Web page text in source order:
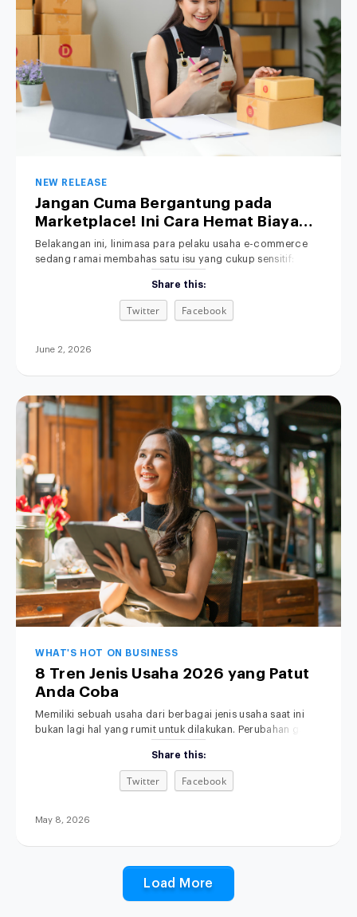
NEW RELEASE
Jangan Cuma Bergantung pada
Marketplace! Ini Cara Hemat Biaya
Operasional Toko Retail Anda
Belakangan ini, linimasa para pelaku usaha e-commerce
sedang ramai membahas satu isu yang cukup sensitif:
retail, kebijakan baru ini jelas memicu kekhawatiran serius.
Bagaimana tidak? Di tengah ketatnya persaingan pasar,
margin keuntungan yang sudah dihitung matang-matang
platform yang
Share this:
Twitter Facebook
June 2, 2026
WHAT'S HOT ON BUSINESS
8 Tren Jenis Usaha 2026 yang Patut
Anda Coba
Memiliki sebuah usaha dari berbagai jenis usaha saat ini
bukan lagi hal yang rumit untuk dilakukan. Perubahan gaya
informasi membuat siapa pun punya kesempatan untuk
memulai bisnis, bahkan dari skala kecil sekalipun.
Menariknya, di tahun 2026, peluang usaha tidak hanya
Share this:
Twitter Facebook
May 8, 2026
Load More